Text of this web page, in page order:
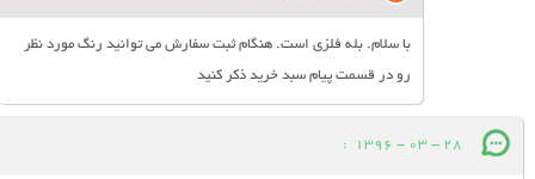
با سلام. بله فلزی است. هنگام ثبت سفارش می توانید رنگ مورد نظر
رو در قسمت پیام سبد خرید ذکر کنید
28 - 03 - 1396
: